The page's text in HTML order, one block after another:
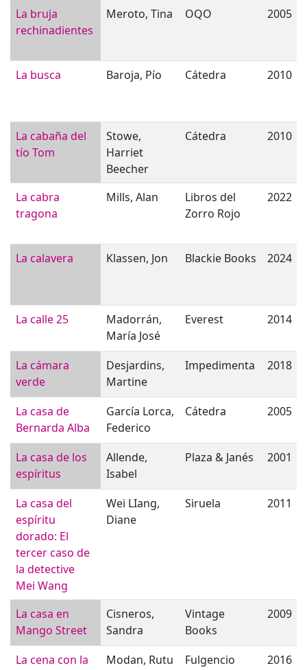
La bruja
rechinadientes
Meroto, Tina OQO 2005
La busca Baroja, Pío Cátedra 2010
La cabaña del
tío Tom
Stowe,
Harriet
Beecher
Cátedra 2010
La cabra
tragona
Mills, Alan
Libros del
Zorro Rojo
2022
La calavera Klassen, Jon Blackie Books 2024
La calle 25
Madorrán,
María José
Everest 2014
La cámara
verde
Desjardins,
Martine
Impedimenta 2018
La casa de
Bernarda Alba
García Lorca,
Federico
Cátedra 2005
La casa de los
espíritus
Allende,
Isabel
Plaza & Janés 2001
La casa del
espíritu
dorado: El
tercer caso de
la detective
Mei Wang
Wei LIang,
Diane
Siruela 2011
La casa en
Mango Street
Cisneros,
Sandra
Vintage
Books
2009
La cena con la
Modan, Rutu
Fulgencio
2016